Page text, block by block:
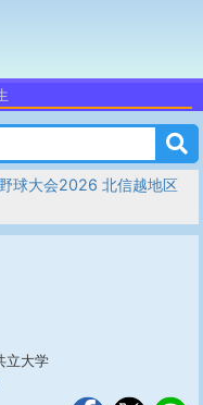
球大会2026 北信越地区
立大学